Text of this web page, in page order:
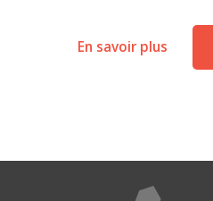
En savoir plus